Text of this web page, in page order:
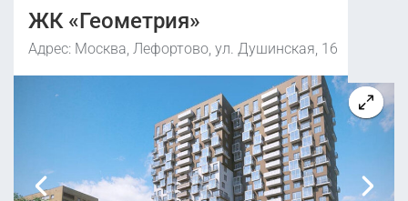
ЖК «Геометрия»
Адрес: Москва, Лефортово, ул. Душинская, 16